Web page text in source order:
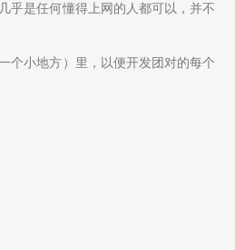
乎是任何懂得上网的人都可以，并不
个小地方）里，以便开发团对的每个